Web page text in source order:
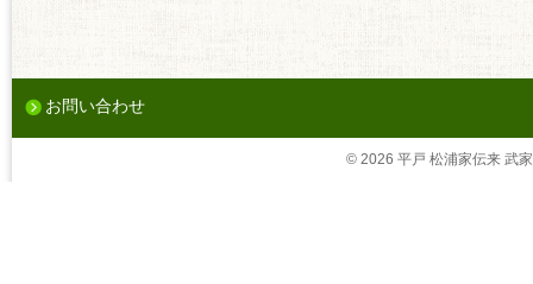
お問い合わせ
© 2026 平戸 松浦家伝来 武